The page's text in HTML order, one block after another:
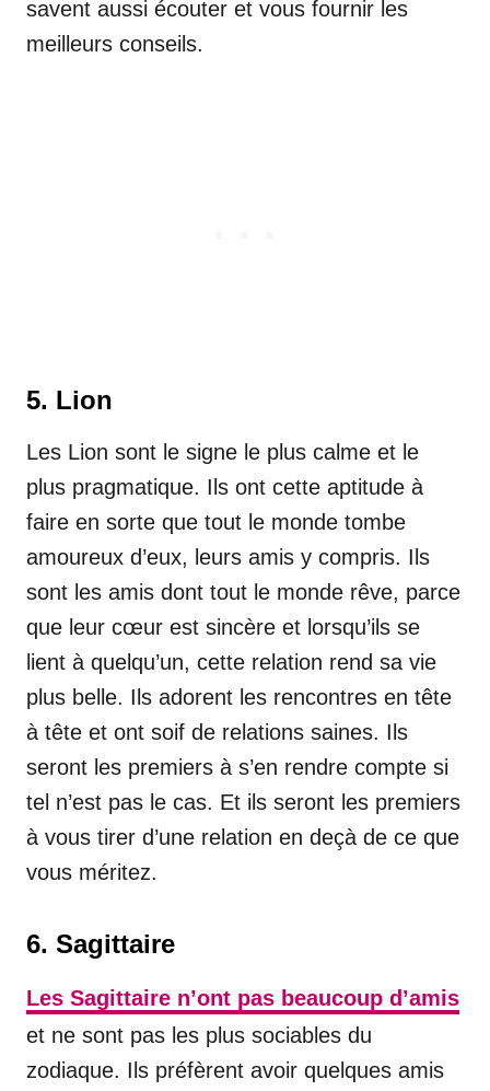
savent aussi écouter et vous fournir les
meilleurs conseils.
5. Lion
Les Lion sont le signe le plus calme et le
plus pragmatique. Ils ont cette aptitude à
faire en sorte que tout le monde tombe
amoureux d’eux, leurs amis y compris. Ils
sont les amis dont tout le monde rêve, parce
que leur cœur est sincère et lorsqu’ils se
lient à quelqu’un, cette relation rend sa vie
plus belle. Ils adorent les rencontres en tête
à tête et ont soif de relations saines. Ils
seront les premiers à s’en rendre compte si
tel n’est pas le cas. Et ils seront les premiers
à vous tirer d’une relation en deçà de ce que
vous méritez.
6. Sagittaire
Les Sagittaire n’ont pas beaucoup d’amis
et ne sont pas les plus sociables du
zodiaque. Ils préfèrent avoir quelques amis